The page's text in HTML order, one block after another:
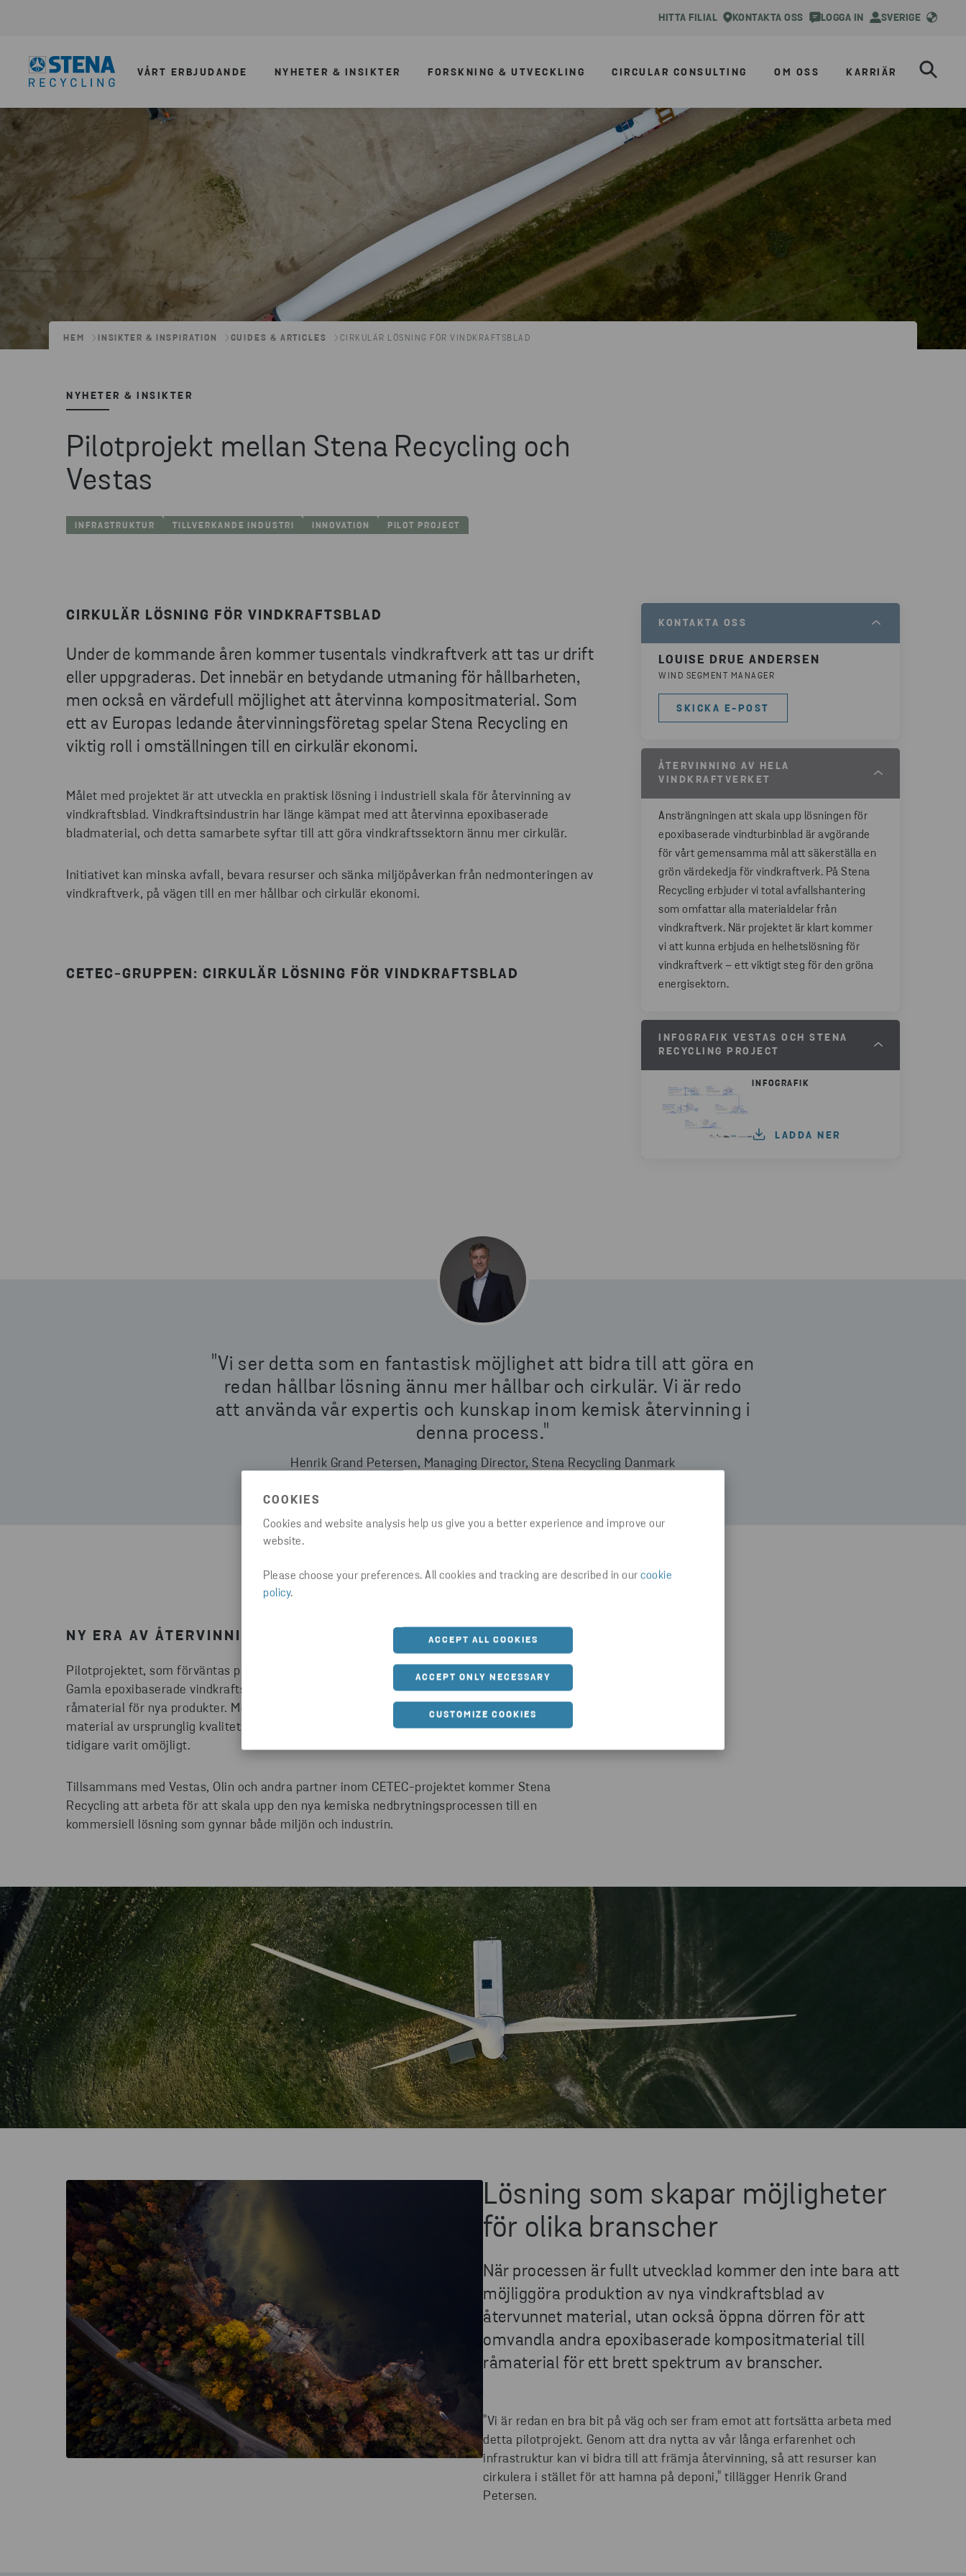
COOKIES
Cookies and website analysis help us give you a better experience and improve our
website.
Please choose your preferences. All cookies and tracking are described in our cookie
policy.
ACCEPT ALL COOKIES
ACCEPT ONLY NECESSARY
CUSTOMIZE COOKIES
HITTA FILIAL KONTAKTA OSS LOGGA IN SVERIGE
VÅRT ERBJUDANDE NYHETER & INSIKTER FORSKNING & UTVECKLING CIRCULAR CONSULTING OM OSS KARRIÄR
HEM INSIKTER & INSPIRATION GUIDES & ARTICLES CIRKULÄR LÖSNING FÖR VINDKRAFTSBLAD
NYHETER & INSIKTER
Pilotprojekt mellan Stena Recycling och
Vestas
INFRASTRUKTUR TILLVERKANDE INDUSTRI INNOVATION PILOT PROJECT
CIRKULÄR LÖSNING FÖR VINDKRAFTSBLAD
Under de kommande åren kommer tusentals vindkraftverk att tas ur drift
eller uppgraderas. Det innebär en betydande utmaning för hållbarheten,
men också en värdefull möjlighet att återvinna kompositmaterial. Som
ett av Europas ledande återvinningsföretag spelar Stena Recycling en
viktig roll i omställningen till en cirkulär ekonomi.
Målet med projektet är att utveckla en praktisk lösning i industriell skala för återvinning av
vindkraftsblad. Vindkraftsindustrin har länge kämpat med att återvinna epoxibaserade
bladmaterial, och detta samarbete syftar till att göra vindkraftssektorn ännu mer cirkulär.
Initiativet kan minska avfall, bevara resurser och sänka miljöpåverkan från nedmonteringen av
vindkraftverk, på vägen till en mer hållbar och cirkulär ekonomi.
CETEC-GRUPPEN: CIRKULÄR LÖSNING FÖR VINDKRAFTSBLAD
KONTAKTA OSS
LOUISE DRUE ANDERSEN
WIND SEGMENT MANAGER
SKICKA E-POST
ÅTERVINNING AV HELA
VINDKRAFTVERKET
Ansträngningen att skala upp lösningen för
epoxibaserade vindturbinblad är avgörande
för vårt gemensamma mål att säkerställa en
grön värdekedja för vindkraftverk. På Stena
Recycling erbjuder vi total avfallshantering
som omfattar alla materialdelar från
vindkraftverk. När projektet är klart kommer
vi att kunna erbjuda en helhetslösning för
vindkraftverk – ett viktigt steg för den gröna
energisektorn.
INFOGRAFIK VESTAS OCH STENA
RECYCLING PROJECT
INFOGRAFIK
LADDA NER
"Vi ser detta som en fantastisk möjlighet att bidra till att göra en
redan hållbar lösning ännu mer hållbar och cirkulär. Vi är redo
att använda vår expertis och kunskap inom kemisk återvinning i
denna process."
Henrik Grand Petersen, Managing Director, Stena Recycling Danmark
NY ERA AV ÅTERVINNING AV VINDKRAFTSBLAD
Pilotprojektet, som förväntas pågå under de kommande åren, öppnar dörren till en ny era.
Gamla epoxibaserade vindkraftsblad, som tidigare ofta hamnade på deponi, kan omvandlas till
råmaterial för nya produkter. Med hjälp av den nya tekniken kan epoxihartset brytas ner till
material av ursprunglig kvalitet, och möjliggör återvinning och återanvändning på ett sätt som
tidigare varit omöjligt.
Tillsammans med Vestas, Olin och andra partner inom CETEC-projektet kommer Stena
Recycling att arbeta för att skala upp den nya kemiska nedbrytningsprocessen till en
kommersiell lösning som gynnar både miljön och industrin.
Lösning som skapar möjligheter
för olika branscher
När processen är fullt utvecklad kommer den inte bara att
möjliggöra produktion av nya vindkraftsblad av
återvunnet material, utan också öppna dörren för att
omvandla andra epoxibaserade kompositmaterial till
råmaterial för ett brett spektrum av branscher.
"Vi är redan en bra bit på väg och ser fram emot att fortsätta arbeta med
detta pilotprojekt. Genom att dra nytta av vår långa erfarenhet och
infrastruktur kan vi bidra till att främja återvinning, så att resurser kan
cirkulera i stället för att hamna på deponi," tillägger Henrik Grand
Petersen.